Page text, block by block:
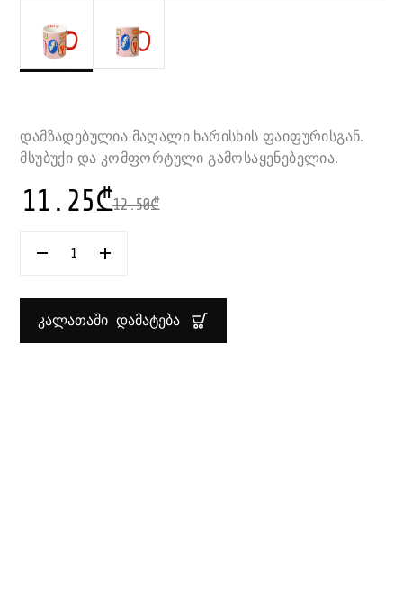
დამზადებულია მაღალი ხარისხის ფაიფურისგან.
მსუბუქი და კომფორტული გამოსაყენებელია.
12.50₾
11.25₾
ᲠᲐᲝᲓᲔᲜᲝᲑᲐ:
ᲤᲐᲘᲤᲣᲠᲘᲡ
ᲛᲚ
&
ᲙᲐᲚᲐᲗᲐᲨᲘ ᲓᲐᲛᲐᲢᲔᲑᲐ